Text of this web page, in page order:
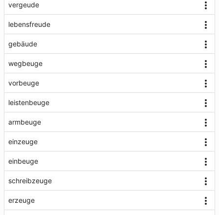
vergeude
lebensfreude
gebäude
wegbeuge
vorbeuge
leistenbeuge
armbeuge
einzeuge
einbeuge
schreibzeuge
erzeuge